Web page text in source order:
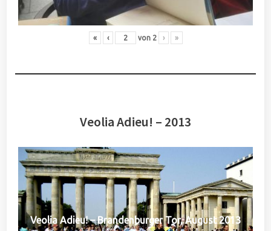
« ‹ von 2 › »
Veolia Adieu! – 2013
Veolia Adieu! – Brandenburger Tor, August 2013